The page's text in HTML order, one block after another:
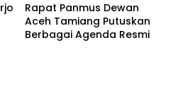
Rapat Panmus Dewan
Aceh Tamiang Putuskan
Berbagai Agenda Resmi